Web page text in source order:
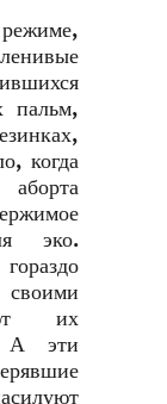
пальм,
когда
эко.
их
А эти